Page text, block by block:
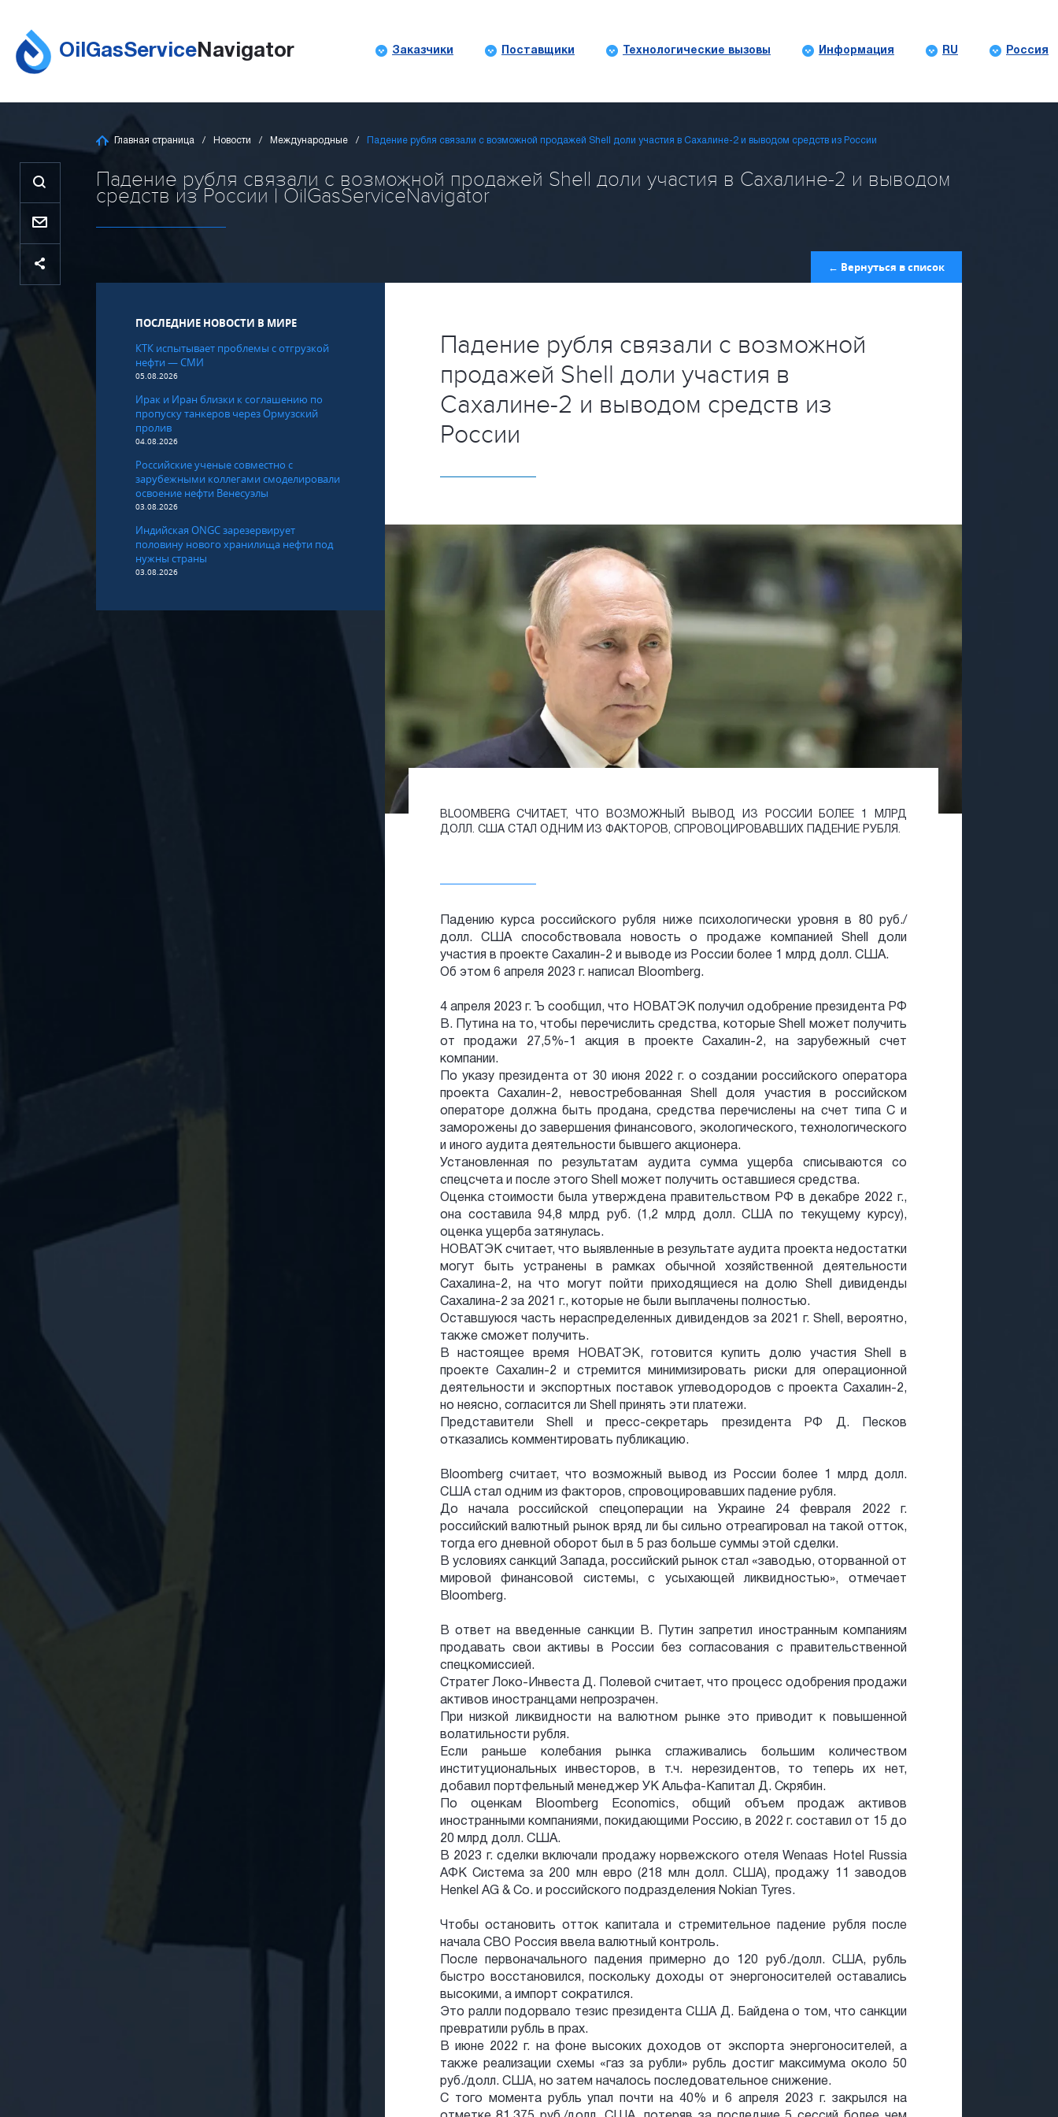
OilGasService Navigator Заказчики Поставщики Технологические вызовы Информация RU Россия
Главная страница Новости Международные Падение рубля связали с возможной продажей Shell доли участия в Сахалине-2 и выводом средств из России
Падение рубля связали с возможной продажей Shell доли участия в Сахалине-2 и выводом
средств из России | OilGasServiceNavigator
← Вернуться в список
ПОСЛЕДНИЕ НОВОСТИ В МИРЕ
КТК испытывает проблемы с отгрузкой
нефти — СМИ
05.08.2026
Ирак и Иран близки к соглашению по
пропуску танкеров через Ормузский
пролив
04.08.2026
Российские ученые совместно с
зарубежными коллегами смоделировали
освоение нефти Венесуэлы
03.08.2026
Индийская ONGC зарезервирует
половину нового хранилища нефти под
нужны страны
03.08.2026
Падение рубля связали с возможной
продажей Shell доли участия в
Сахалине-2 и выводом средств из
России
BLOOMBERG СЧИТАЕТ, ЧТО ВОЗМОЖНЫЙ ВЫВОД ИЗ РОССИИ БОЛЕЕ 1 МЛРД
ДОЛЛ. США СТАЛ ОДНИМ ИЗ ФАКТОРОВ, СПРОВОЦИРОВАВШИХ ПАДЕНИЕ РУБЛЯ.
Падению курса российского рубля ниже психологически уровня в 80 руб./
долл. США способствовала новость о продаже компанией Shell доли
участия в проекте Сахалин-2 и выводе из России более 1 млрд долл. США.
Об этом 6 апреля 2023 г. написал Bloomberg.
4 апреля 2023 г. Ъ сообщил, что НОВАТЭК получил одобрение президента РФ
В. Путина на то, чтобы перечислить средства, которые Shell может получить
от продажи 27,5%-1 акция в проекте Сахалин-2, на зарубежный счет
компании.
По указу президента от 30 июня 2022 г. о создании российского оператора
проекта Сахалин-2, невостребованная Shell доля участия в российском
операторе должна быть продана, средства перечислены на счет типа С и
заморожены до завершения финансового, экологического, технологического
и иного аудита деятельности бывшего акционера.
Установленная по результатам аудита сумма ущерба списываются со
спецсчета и после этого Shell может получить оставшиеся средства.
Оценка стоимости была утверждена правительством РФ в декабре 2022 г.,
она составила 94,8 млрд руб. (1,2 млрд долл. США по текущему курсу),
оценка ущерба затянулась.
НОВАТЭК считает, что выявленные в результате аудита проекта недостатки
могут быть устранены в рамках обычной хозяйственной деятельности
Сахалина-2, на что могут пойти приходящиеся на долю Shell дивиденды
Сахалина-2 за 2021 г., которые не были выплачены полностью.
Оставшуюся часть нераспределенных дивидендов за 2021 г. Shell, вероятно,
также сможет получить.
В настоящее время НОВАТЭК, готовится купить долю участия Shell в
проекте Сахалин-2 и стремится минимизировать риски для операционной
деятельности и экспортных поставок углеводородов с проекта Сахалин-2,
но неясно, согласится ли Shell принять эти платежи.
Представители Shell и пресс-секретарь президента РФ Д. Песков
отказались комментировать публикацию.
Bloomberg считает, что возможный вывод из России более 1 млрд долл.
США стал одним из факторов, спровоцировавших падение рубля.
До начала российской спецоперации на Украине 24 февраля 2022 г.
российский валютный рынок вряд ли бы сильно отреагировал на такой отток,
тогда его дневной оборот был в 5 раз больше суммы этой сделки.
В условиях санкций Запада, российский рынок стал «заводью, оторванной от
мировой финансовой системы, с усыхающей ликвидностью», отмечает
Bloomberg.
В ответ на введенные санкции В. Путин запретил иностранным компаниям
продавать свои активы в России без согласования с правительственной
спецкомиссией.
Стратег Локо-Инвеста Д. Полевой считает, что процесс одобрения продажи
активов иностранцами непрозрачен.
При низкой ликвидности на валютном рынке это приводит к повышенной
волатильности рубля.
Если раньше колебания рынка сглаживались большим количеством
институциональных инвесторов, в т.ч. нерезидентов, то теперь их нет,
добавил портфельный менеджер УК Альфа-Капитал Д. Скрябин.
По оценкам Bloomberg Economics, общий объем продаж активов
иностранными компаниями, покидающими Россию, в 2022 г. составил от 15 до
20 млрд долл. США.
В 2023 г. сделки включали продажу норвежского отеля Wenaas Hotel Russia
АФК Система за 200 млн евро (218 млн долл. США), продажу 11 заводов
Henkel AG & Co. и российского подразделения Nokian Tyres.
Чтобы остановить отток капитала и стремительное падение рубля после
начала СВО Россия ввела валютный контроль.
После первоначального падения примерно до 120 руб./долл. США, рубль
быстро восстановился, поскольку доходы от энергоносителей оставались
высокими, а импорт сократился.
Это ралли подорвало тезис президента США Д. Байдена о том, что санкции
превратили рубль в прах.
В июне 2022 г. на фоне высоких доходов от экспорта энергоносителей, а
также реализации схемы «газ за рубли» рубль достиг максимума около 50
руб./долл. США, но затем началось последовательное снижение.
С того момента рубль упал почти на 40% и 6 апреля 2023 г. закрылся на